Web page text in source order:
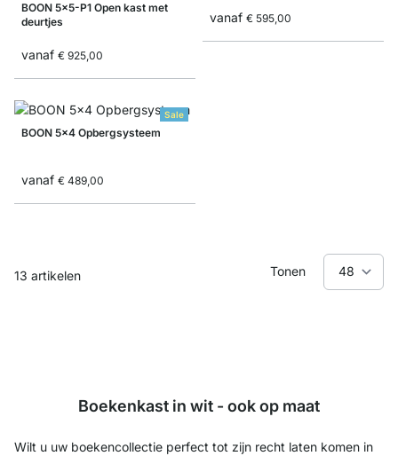
BOON 5x5-P1 Open kast met
deurtjes
vanaf € 925,00
vanaf € 595,00
Sale
BOON 5x4 Opbergsysteem
vanaf € 489,00
13 artikelen Tonen
Boekenkast in wit - ook op maat
Wilt u uw boekencollectie perfect tot zijn recht laten komen in